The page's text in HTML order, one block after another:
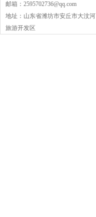
邮箱：2595702736@qq.com
地址：山东省潍坊市安丘市大汶河
旅游开发区